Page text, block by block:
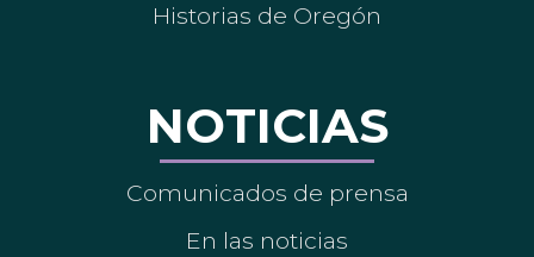
Historias de Oregón
NOTICIAS
Comunicados de prensa
En las noticias